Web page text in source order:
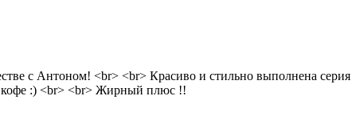
с Антоном! <br> <br> Красиво и стильно выполнена
кофе :) <br> <br> Жирный плюс !!